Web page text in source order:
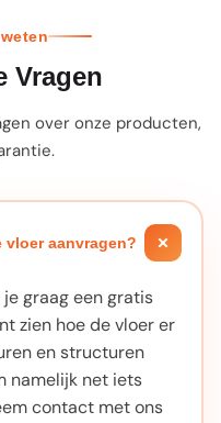
Vragen
over onze producten,
vloer aanvragen?
graag een gratis
zien hoe de vloer er
en structuren
namelijk net iets
contact met ons